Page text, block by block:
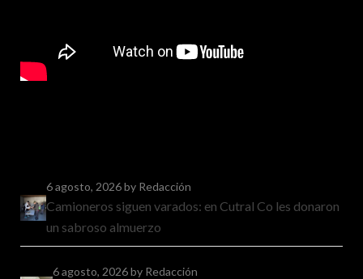
6 agosto, 2026by Redacción
Camioneros siguen varados: en Cutral Co les donaron
un sabroso almuerzo
6 agosto, 2026by Redacción